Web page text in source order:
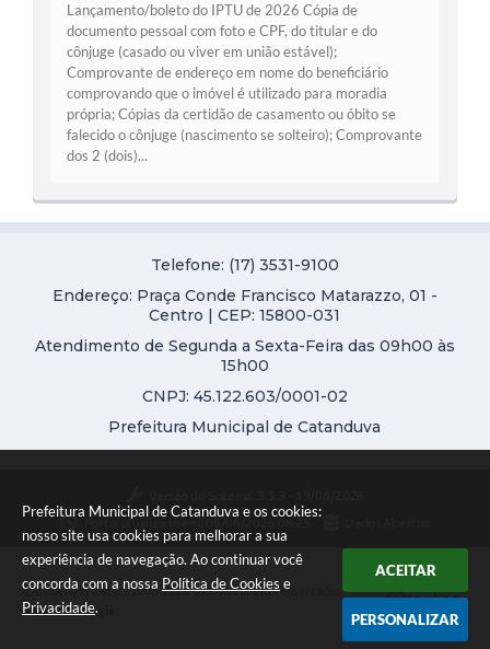
Prefeitura Municipal de Catanduva e os cookies:
nosso site usa cookies para melhorar a sua
experiência de navegação. Ao continuar você
concorda com a nossa Política de Cookies e
Privacidade.
ACEITAR
PERSONALIZAR
Diário Oficial
Contato
Editais
Lançamento/boleto do IPTU de 2026 Cópia de
documento pessoal com foto e CPF, do titular e do
cônjuge (casado ou viver em união estável);
Comprovante de endereço em nome do beneficiário
comprovando que o imóvel é utilizado para moradia
própria; Cópias da certidão de casamento ou óbito se
falecido o cônjuge (nascimento se solteiro); Comprovante
dos 2 (dois)...
Telefone: (17) 3531-9100
Endereço: Praça Conde Francisco Matarazzo, 01 -
Centro | CEP: 15800-031
Atendimento de Segunda a Sexta-Feira das 09h00 às
15h00
CNPJ: 45.122.603/0001-02
Prefeitura Municipal de Catanduva
Portal atualizado em:
Copyright Instar - 2006-2026. Todos os direitos reservados -
Instar Tecnologia